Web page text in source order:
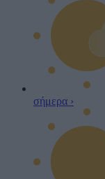
σήμερα ›